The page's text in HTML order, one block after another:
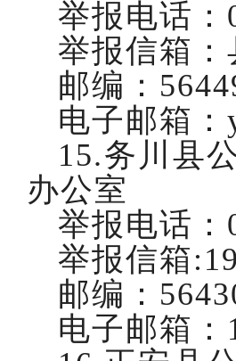
举报电话：
举报信箱
邮编：
电子邮箱：
15.务川县
办公室
举报电话：
举报信箱
邮编：
电子邮箱：